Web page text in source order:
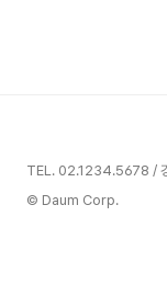
을 움직여 해야 하는 것
TEL. 02.1234.5678 /
© Daum Corp.